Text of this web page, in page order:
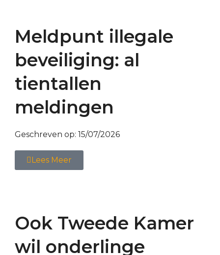
Meldpunt illegale
beveiliging: al
tientallen
meldingen
Geschreven op: 15/07/2026
Lees Meer
Ook Tweede Kamer
wil onderlinge